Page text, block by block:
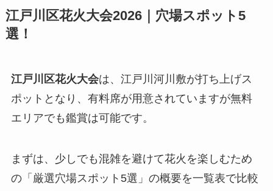
江戸川区花火大会2026｜穴場スポット5
選！
江戸川区花火大会は、江戸川河川敷が打ち上げス
ポットとなり、有料席が用意されていますが無料
エリアでも鑑賞は可能です。
まずは、少しでも混雑を避けて花火を楽しむため
の「厳選穴場スポット5選」の概要を一覧表で比較